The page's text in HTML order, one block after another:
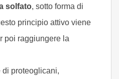
solfato, sotto forma di
principio attivo viene
poi raggiungere la
proteoglicani,